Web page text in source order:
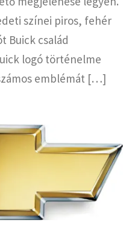
színei piros, fehér
Buick család
logó történelme
emblémát […]